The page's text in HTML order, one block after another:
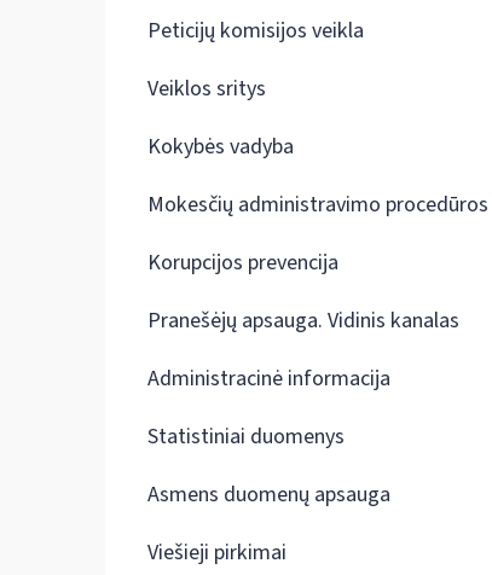
Peticijų komisijos veikla
Veiklos sritys
Kokybės vadyba
Mokesčių administravimo procedūros
Korupcijos prevencija
Pranešėjų apsauga. Vidinis kanalas
Administracinė informacija
Statistiniai duomenys
Asmens duomenų apsauga
Viešieji pirkimai